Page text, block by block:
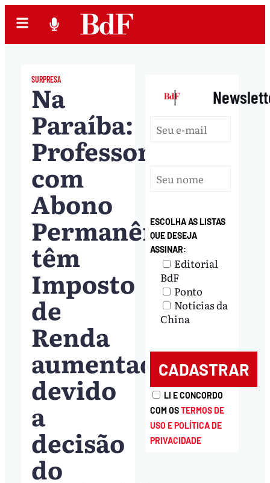
SURPRESA
Na
Paraíba:
Professores
com
Abono
Permanência
têm
Imposto
de
Renda
aumentado
devido
a
decisão
do
|
ESCOLHA AS LISTAS
QUE DESEJA
ASSINAR:
Editorial
BdF
Ponto
Notícias da
China
LI E CONCORDO
COM OSTERMOS DE
USO E POLÍTICA DE
PRIVACIDADE